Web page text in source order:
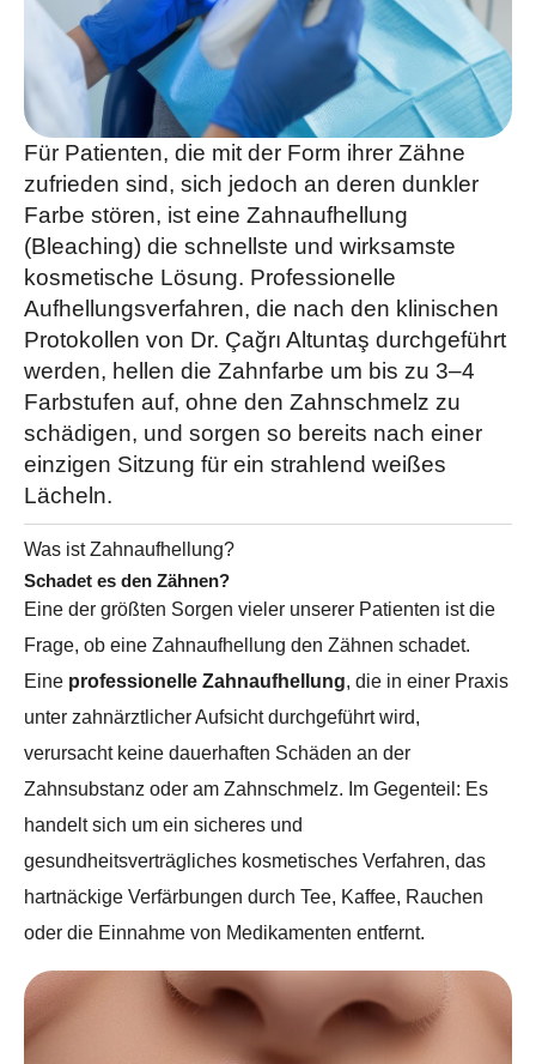
Für Patienten, die mit der Form ihrer Zähne
zufrieden sind, sich jedoch an deren dunkler
Farbe stören, ist eine Zahnaufhellung
(Bleaching) die schnellste und wirksamste
kosmetische Lösung. Professionelle
Aufhellungsverfahren, die nach den klinischen
Protokollen von Dr. Çağrı Altuntaş durchgeführt
werden, hellen die Zahnfarbe um bis zu 3–4
Farbstufen auf, ohne den Zahnschmelz zu
schädigen, und sorgen so bereits nach einer
einzigen Sitzung für ein strahlend weißes
Lächeln.
Was ist Zahnaufhellung?
Schadet es den Zähnen?
Eine der größten Sorgen vieler unserer Patienten ist die
Frage, ob eine Zahnaufhellung den Zähnen schadet.
Eine professionelle Zahnaufhellung, die in einer Praxis
unter zahnärztlicher Aufsicht durchgeführt wird,
verursacht keine dauerhaften Schäden an der
Zahnsubstanz oder am Zahnschmelz. Im Gegenteil: Es
handelt sich um ein sicheres und
gesundheitsverträgliches kosmetisches Verfahren, das
hartnäckige Verfärbungen durch Tee, Kaffee, Rauchen
oder die Einnahme von Medikamenten entfernt.